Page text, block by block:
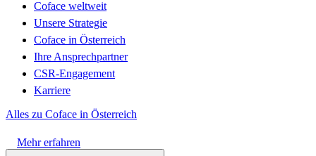
Coface weltweit
Unsere Strategie
Coface in Österreich
Ihre Ansprechpartner
CSR-Engagement
Karriere
Alles zu Coface in Österreich
Mehr erfahren